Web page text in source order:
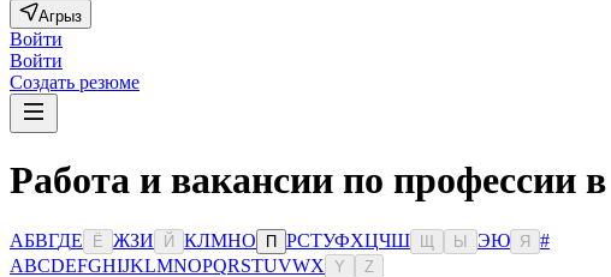
Агрыз
Войти
Войти
Создать резюме
Работа и вакансии по профессии
АБВГДЕ Ё ЖЗИ Й КЛМНО П РСТУФХЦЧШ Ы ЭЮ Я
#
ABCDEFGHIJKLMNOPQRSTUVWX Y Z